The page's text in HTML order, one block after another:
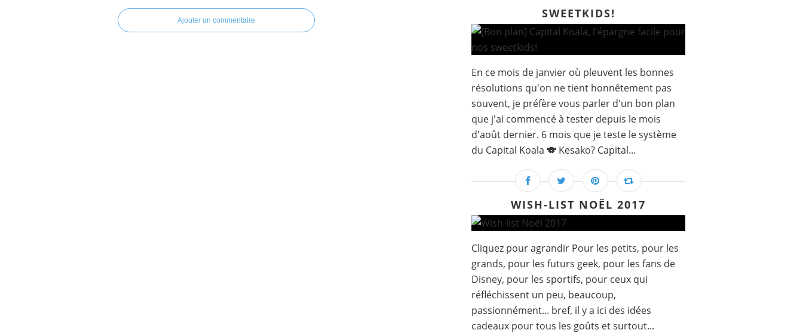
Ajouter un commentaire
SWEETKIDS!
En ce mois de janvier où pleuvent les bonnes
résolutions qu'on ne tient honnêtement pas
souvent, je préfère vous parler d'un bon plan
que j'ai commencé à tester depuis le mois
d'août dernier. 6 mois que je teste le système
du Capital Koala 🐨 Kesako? Capital...
WISH-LIST NOËL 2017
Cliquez pour agrandir Pour les petits, pour les
grands, pour les futurs geek, pour les fans de
Disney, pour les sportifs, pour ceux qui
réfléchissent un peu, beaucoup,
passionnément... bref, il y a ici des idées
cadeaux pour tous les goûts et surtout...